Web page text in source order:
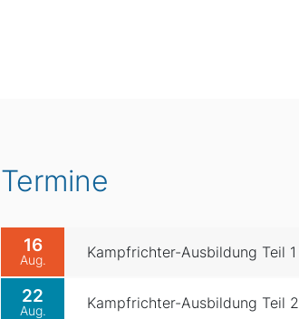
Termine
16
Aug. Kampfrichter-Ausbildung Teil 1
22
Aug. Kampfrichter-Ausbildung Teil 2